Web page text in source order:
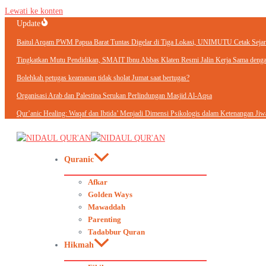
Lewati ke konten
Update
Baitul Arqam PWM Papua Barat Tuntas Digelar di Tiga Lokasi, UNIMUTU Cetak
Tingkatkan Mutu Pendidikan, SMAIT Ibnu Abbas Klaten Resmi Jalin Kerja Sama
Bolehkah petugas keamanan tidak sholat Jumat saat bertugas?
Organisasi Arab dan Palestina Serukan Perlindungan Masjid Al-Aqsa
Qur’anic Healing: Waqaf dan Ibtida’ Menjadi Dimensi Psikologis dalam Ketenangan
Quranic
Afkar
Golden Ways
Mawaddah
Parenting
Tadabbur Quran
Hikmah